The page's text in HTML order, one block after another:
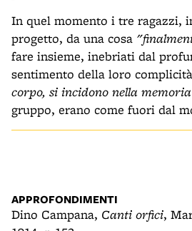
In quel momento i tre ragazzi,
progetto, da una cosa
fare insieme, inebriati dal
sentimento della loro
corpo, si incidono nella
gruppo, erano come fuori dal
APPROFONDIMENTI
Dino Campana, Canti orfici,